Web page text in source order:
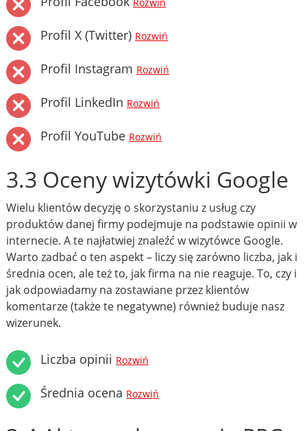
Rozwiń
Profil X (Twitter) Rozwiń
Profil Instagram Rozwiń
Profil LinkedIn Rozwiń
Profil YouTube Rozwiń
3.3 Oceny wizytówki Google
Wielu klientów decyzję o skorzystaniu z usług czy
produktów danej firmy podejmuje na podstawie opinii w
internecie. A te najłatwiej znaleźć w wizytówce Google.
Warto zadbać o ten aspekt – liczy się zarówno liczba, jak i
średnia ocen, ale też to, jak firma na nie reaguje. To, czy i
jak odpowiadamy na zostawiane przez klientów
komentarze (także te negatywne) również buduje nasz
wizerunek.
Liczba opinii Rozwiń
Średnia ocena Rozwiń